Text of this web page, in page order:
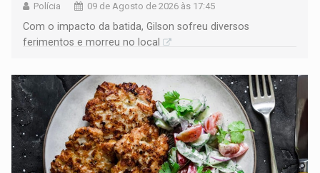
Polícia 09 de Agosto de 2026 às 17:45
​Com o impacto da batida, Gilson sofreu diversos
ferimentos e morreu no local